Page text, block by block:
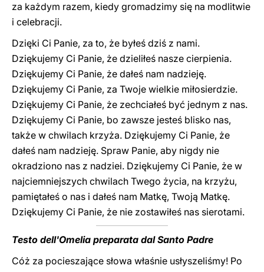
za każdym razem, kiedy gromadzimy się na modlitwie
i celebracji.
Dzięki Ci Panie, za to, że byłeś dziś z nami.
Dziękujemy Ci Panie, że dzieliłeś nasze cierpienia.
Dziękujemy Ci Panie, że dałeś nam nadzieję.
Dziękujemy Ci Panie, za Twoje wielkie miłosierdzie.
Dziękujemy Ci Panie, że zechciałeś być jednym z nas.
Dziękujemy Ci Panie, bo zawsze jesteś blisko nas,
także w chwilach krzyża. Dziękujemy Ci Panie, że
dałeś nam nadzieję. Spraw Panie, aby nigdy nie
okradziono nas z nadziei. Dziękujemy Ci Panie, że w
najciemniejszych chwilach Twego życia, na krzyżu,
pamiętałeś o nas i dałeś nam Matkę, Twoją Matkę.
Dziękujemy Ci Panie, że nie zostawiłeś nas sierotami.
Testo dell'Omelia preparata dal Santo Padre
Cóż za pocieszające słowa właśnie usłyszeliśmy! Po